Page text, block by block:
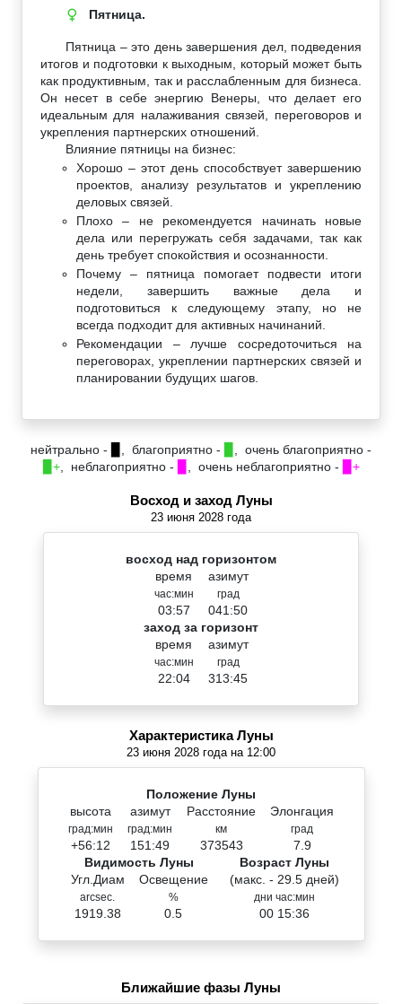
♀ Пятница.
Пятница – это день завершения дел, подведения
итогов и подготовки к выходным, который может быть
как продуктивным, так и расслабленным для бизнеса.
Он несет в себе энергию Венеры, что делает его
идеальным для налаживания связей, переговоров и
укрепления партнерских отношений.
Влияние пятницы на бизнес:
Хорошо – этот день способствует завершению
проектов, анализу результатов и укреплению
деловых связей.
Плохо – не рекомендуется начинать новые
дела или перегружать себя задачами, так как
день требует спокойствия и осознанности.
Почему – пятница помогает подвести итоги
недели, завершить важные дела и
подготовиться к следующему этапу, но не
всегда подходит для активных начинаний.
Рекомендации – лучше сосредоточиться на
переговорах, укреплении партнерских связей и
планировании будущих шагов.
нейтрально - , благоприятно -
, очень благоприятно -
▉+, неблагоприятно - , очень неблагоприятно - ▉+
Восход и заход Луны
23 июня 2028 года
восход над горизонтом
время
час:мин
03:57
азимут
град
041:50
заход за горизонт
время
час:мин
22:04
азимут
град
313:45
Характеристика Луны
23 июня 2028 года на 12:00
Положение Луны
высота
град:мин
+56:12
азимут
град:мин
151:49
Расстояние
км
373543
Элонгация
град
7.9
Видимость Луны
Угл.Диам
arcsec.
1919.38
Освещение
%
0.5
Возраст Луны
(макс. - 29.5 дней)
дни час:мин
00 15:36
Ближайшие фазы Луны